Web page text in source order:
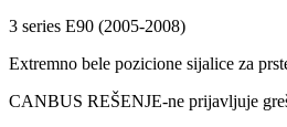
3 series E90 (2005-2008)
Extremno bele pozicione sijalice za
CANBUS REŠENJE-ne prijavljuje